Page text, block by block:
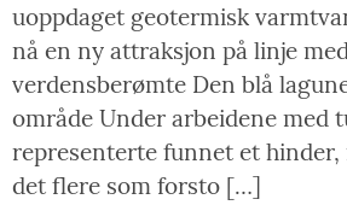
uoppdaget geotermisk
nå en ny attraksjon på linje
verdensberømte Den blå
område Under arbeidene med
representerte funnet et hinder,
det flere som forsto […]